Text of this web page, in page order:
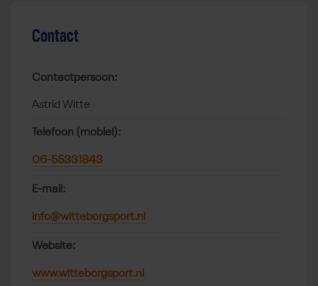
Contact
Contactpersoon:
Astrid Witte
Telefoon (mobiel):
06-55331843
E-mail:
info@witteborgsport.nl
Website:
www.witteborgsport.nl